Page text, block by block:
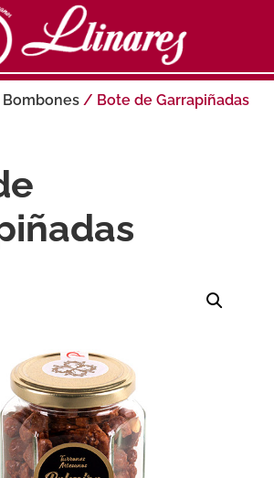
Bombones / Bote de Garrapiñadas